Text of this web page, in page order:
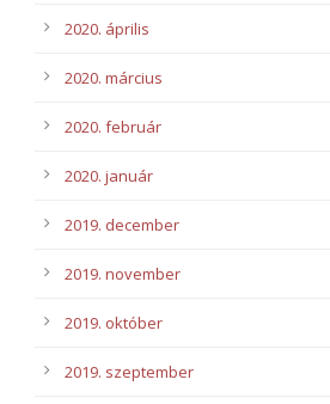
2020. április
2020. március
2020. február
2020. január
2019. december
2019. november
2019. október
2019. szeptember